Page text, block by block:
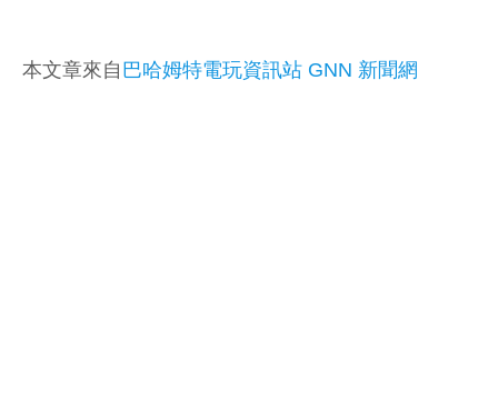
本文章來自 巴哈姆特電玩資訊站 GNN 新聞網